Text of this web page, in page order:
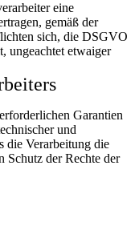
eine
gemäß der
sich, die DSGVO
ungeachtet etwaiger
Garantien
und
die Verarbeitung die
der Rechte der